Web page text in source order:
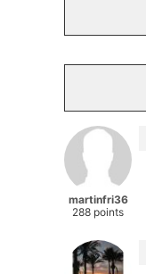
martinfri36
288 points